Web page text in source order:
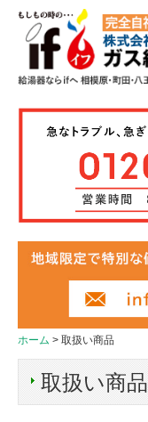
ホーム
給湯器の選び方
ご注文の流れ
お支払い方法
よくあるご質問
お客様の声
取扱い商品
NORITZ
ホーム 取扱い商品
取扱い商品